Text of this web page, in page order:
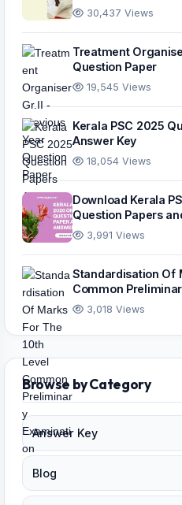
30,437 Views
Treatment
Question Paper
19,545 Views
Kerala PSC 2025
Answer Key
18,054 Views
Download Kerala
Question Papers
3,991 Views
Standardisation Of
Common
3,018 Views
Browse by Category
Answer Key
Blog